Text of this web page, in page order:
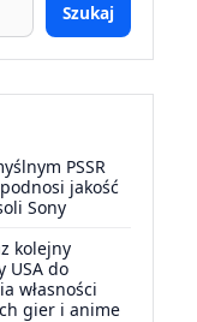
Szukaj
PSSR
jakość
Sony
kolejny
USA do
własności
gier i anime